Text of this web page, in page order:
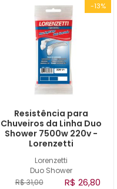
-13%
Lorenzetti
Duo Shower
Resistência para
Chuveiros da Linha Duo
Shower 7500w 220v -
Lorenzetti
R$ 31,00 R$ 26,80